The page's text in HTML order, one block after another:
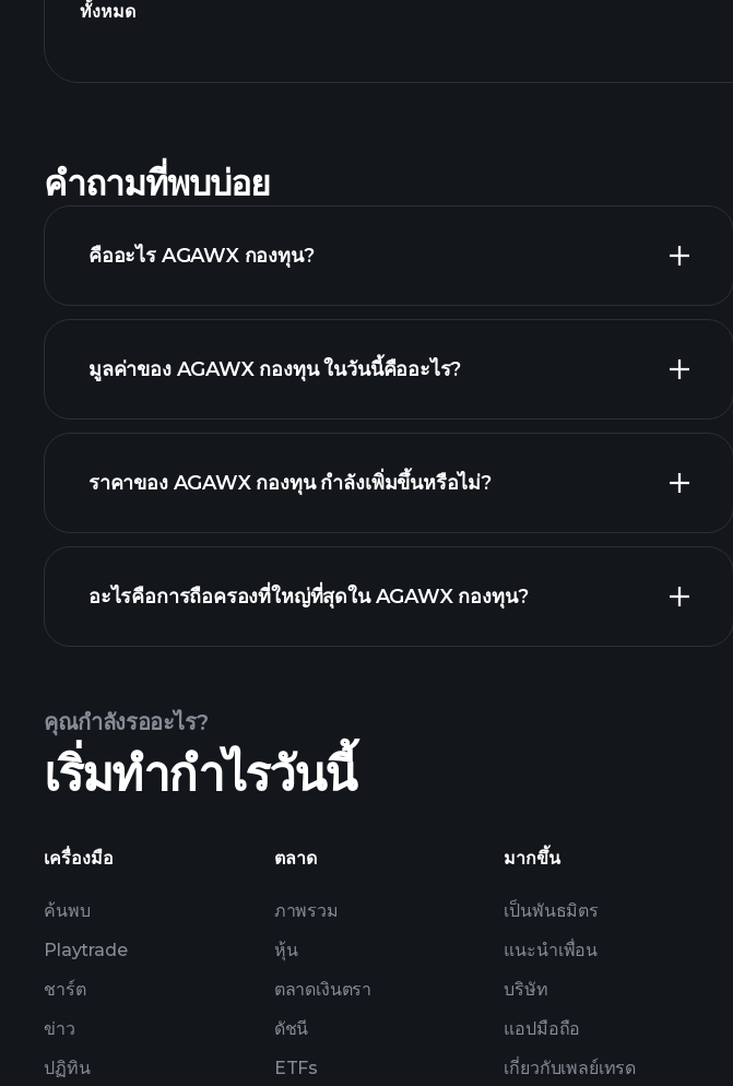
ทั้งหมด
คำถามที่พบบ่อย
คืออะไร AGAWX กองทุน?
มูลค่าของ AGAWX กองทุน ในวันนี้คืออะไร?
ราคาของ AGAWX กองทุน กำลังเพิ่มขึ้นหรือไม่?
AGAWX กองทุน chart
อะไรคือการถือครองที่ใหญ่ที่สุดใน AGAWX กองทุน?
คุณกำลังรออะไร?
เริ่มทำกำไรวันนี้
เครื่องมือ
ค้นพบ
Playtrade
ชาร์ต
ข่าว
ปฏิทิน
ตลาด
ภาพรวม
หุ้น
ตลาดเงินตรา
ดัชนี
ETFs
มากขึ้น
เป็นพันธมิตร
แนะนำเพื่อน
บริษัท
แอปมือถือ
เกี่ยวกับเพลย์เทรด